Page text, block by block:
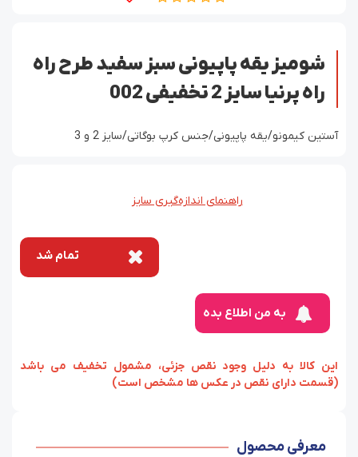
شومیز یقه پاپیونی سبز سفید طرح راه
راه پرنیا سایز 2 تخفیفی 002
آستین کیمونو/یقه پاپیونی/جنس کرپ بوگاتی/سایز 2 و 3
راهنمای اندازه‌گیری سایز
تمام شد
به من اطلاع بده
‏‫این کالا به دلیل وجود نقص جزئی، مشمول تخفیف می باشد
(قسمت دارای نقص در عکس ها مشخص است)
معرفی محصول